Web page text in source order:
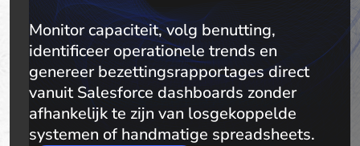
Monitor capaciteit, volg benutting,
identificeer operationele trends en
genereer bezettingsrapportages direct
vanuit Salesforce dashboards zonder
afhankelijk te zijn van losgekoppelde
systemen of handmatige spreadsheets.